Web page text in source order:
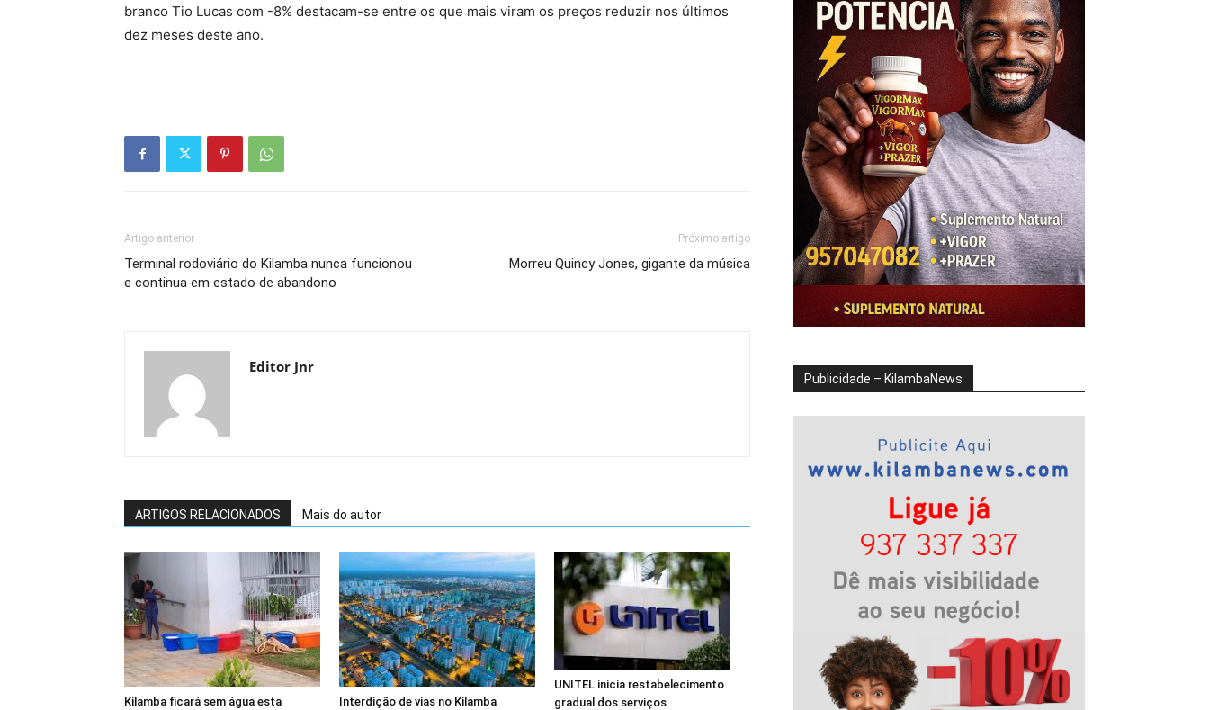
branco Tio Lucas com -8% destacam-se entre os que mais viram os preços reduzir nos últimos
dez meses deste ano.
Artigo anterior
Terminal rodoviário do Kilamba nunca funcionou
e continua em estado de abandono
Próximo artigo
Morreu Quincy Jones, gigante da música
Editor Jnr
ARTIGOS RELACIONADOS Mais do autor
Kilamba ficará sem água esta
Interdição de vias no Kilamba
UNITEL inicia restabelecimento
gradual dos serviços
Publicidade – KilambaNews